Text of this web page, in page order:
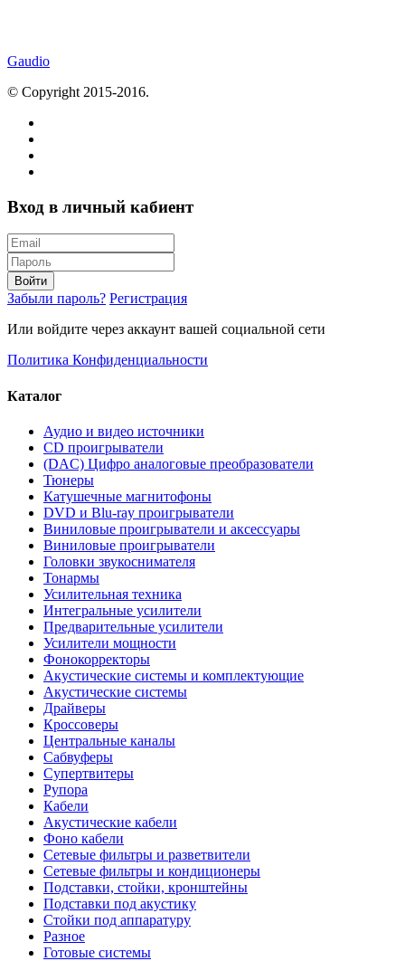
Gaudio
© Copyright 2015-2016.
Вход в личный кабиент
Войти
Забыли пароль? Регистрация
Или войдите через аккаунт вашей социальной сети
Политика Конфиденциальности
Каталог
Аудио и видео источники
CD проигрыватели
(DAC) Цифро аналоговые преобразователи
Тюнеры
Катушечные магнитофоны
DVD и Blu-ray проигрыватели
Виниловые проигрыватели и аксессуары
Виниловые проигрыватели
Головки звукоснимателя
Тонармы
Усилительная техника
Интегральные усилители
Предварительные усилители
Усилители мощности
Фонокорректоры
Акустические системы и комплектующие
Акустические системы
Драйверы
Кроссоверы
Центральные каналы
Сабвуферы
Супертвитеры
Рупора
Кабели
Акустические кабели
Фоно кабели
Сетевые фильтры и разветвители
Сетевые фильтры и кондиционеры
Подставки, стойки, кронштейны
Подставки под акустику
Стойки под аппаратуру
Разное
Готовые системы